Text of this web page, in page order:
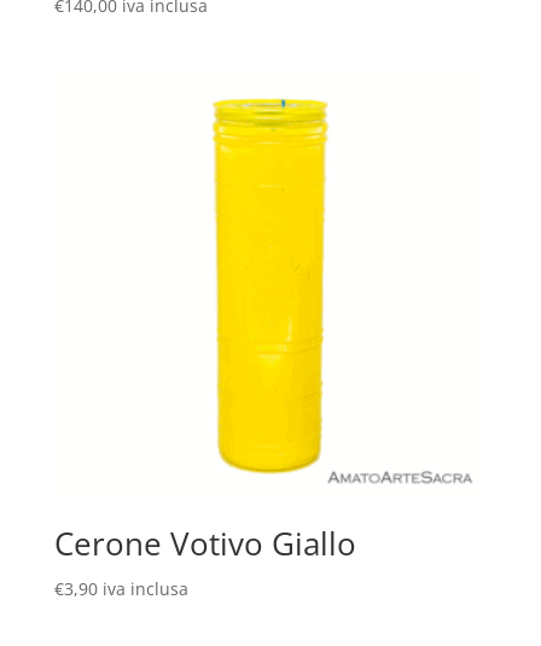
€140,00 iva inclusa
Cerone Votivo Giallo
€3,90 iva inclusa